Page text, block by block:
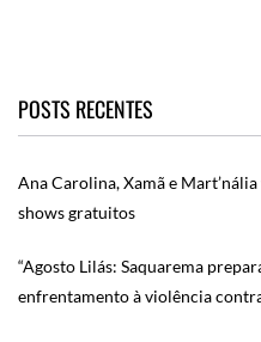
POSTS RECENTES
Ana Carolina, Xamã e
shows gratuitos
“Agosto Lilás: Saquarema
enfrentamento à violência